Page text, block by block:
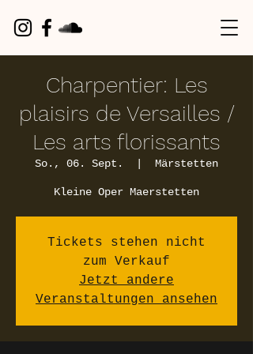
Charpentier: Les
plaisirs de Versailles /
Les arts florissants
So., 06. Sept. Märstetten
Kleine Oper Maerstetten
Tickets stehen nicht
zum Verkauf
Jetzt andere
Veranstaltungen ansehen